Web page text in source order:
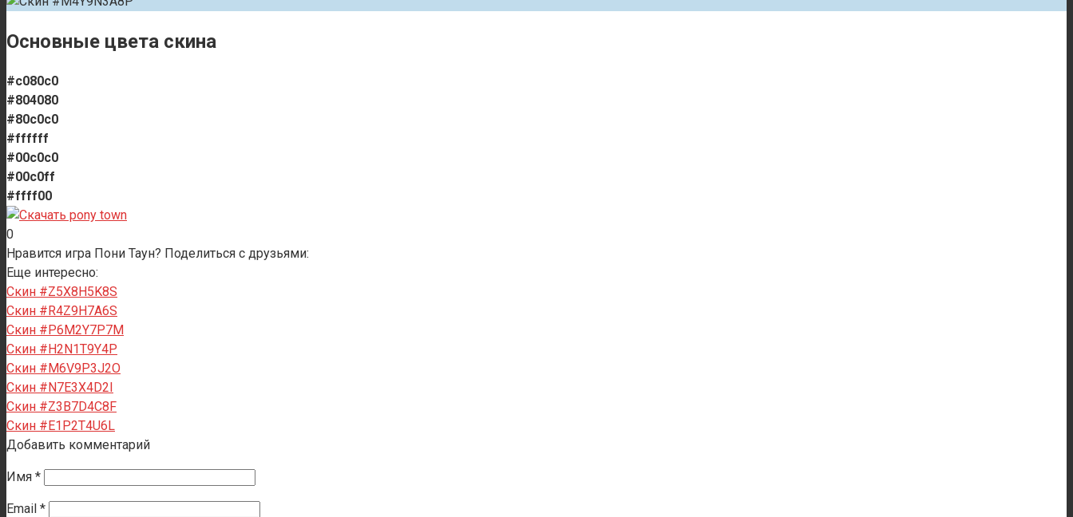
Основные цвета скина
#c080c0
#804080
#80c0c0
#ffffff
#00c0c0
#00c0ff
#ffff00
0
Нравится игра Пони Таун? Поделиться с друзьями:
Еще интересно:
Скин #Z5X8H5K8S
Скин #R4Z9H7A6S
Скин #P6M2Y7P7M
Скин #H2N1T9Y4P
Скин #M6V9P3J2O
Скин #N7E3X4D2I
Скин #Z3B7D4C8F
Скин #E1P2T4U6L
Добавить комментарий
Имя *
Email *